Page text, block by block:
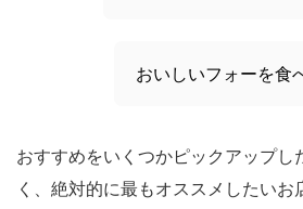
おいしいフォーを食
おすすめをいくつかピックアップし
く、絶対的に最もオススメしたいお